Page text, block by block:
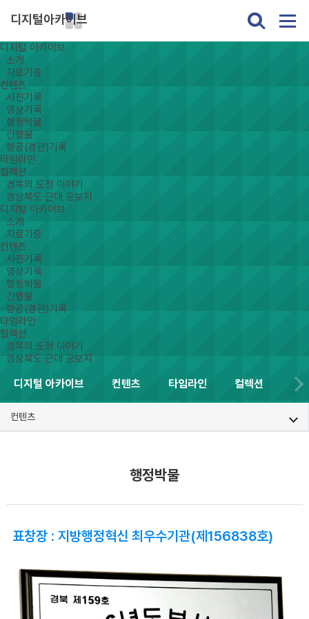
디지털아카이브
디지털 아카이브
소개
자료기증
컨텐츠
사진기록
영상기록
행정박물
간행물
항공(경관)기록
타임라인
컬렉션
경북의 도정 이야기
경상북도 근대 공보지
디지털 아카이브
소개
자료기증
컨텐츠
사진기록
영상기록
행정박물
간행물
항공(경관)기록
타임라인
컬렉션
경북의 도정 이야기
경상북도 근대 공보지
디지털 아카이브 컨텐츠 타임라인 컬렉션
컨텐츠
행정박물
표창장 : 지방행정혁신 최우수기관(제156838호)